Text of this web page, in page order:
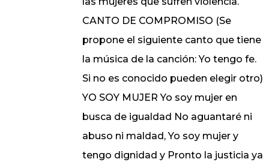
CANTO DE COMPROMISO (Se
propone el siguiente canto que tiene
la música de la canción: Yo tengo fe.
Si no es conocido pueden elegir otro)
YO SOY MUJER Yo soy mujer en
busca de igualdad No aguantaré ni
abuso ni maldad, Yo soy mujer y
tengo dignidad y Pronto la justicia ya